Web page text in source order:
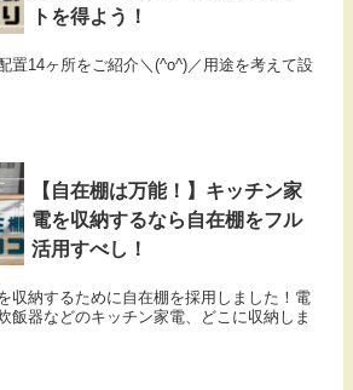
トを得よう！
置14ヶ所をご紹介＼(^o^)／用途を考えて設
【自在棚は万能！】キッチン家
電を収納するなら自在棚をフル
活用すべし！
収納するために自在棚を採用しました！電
飯器などのキッチン家電、どこに収納しま